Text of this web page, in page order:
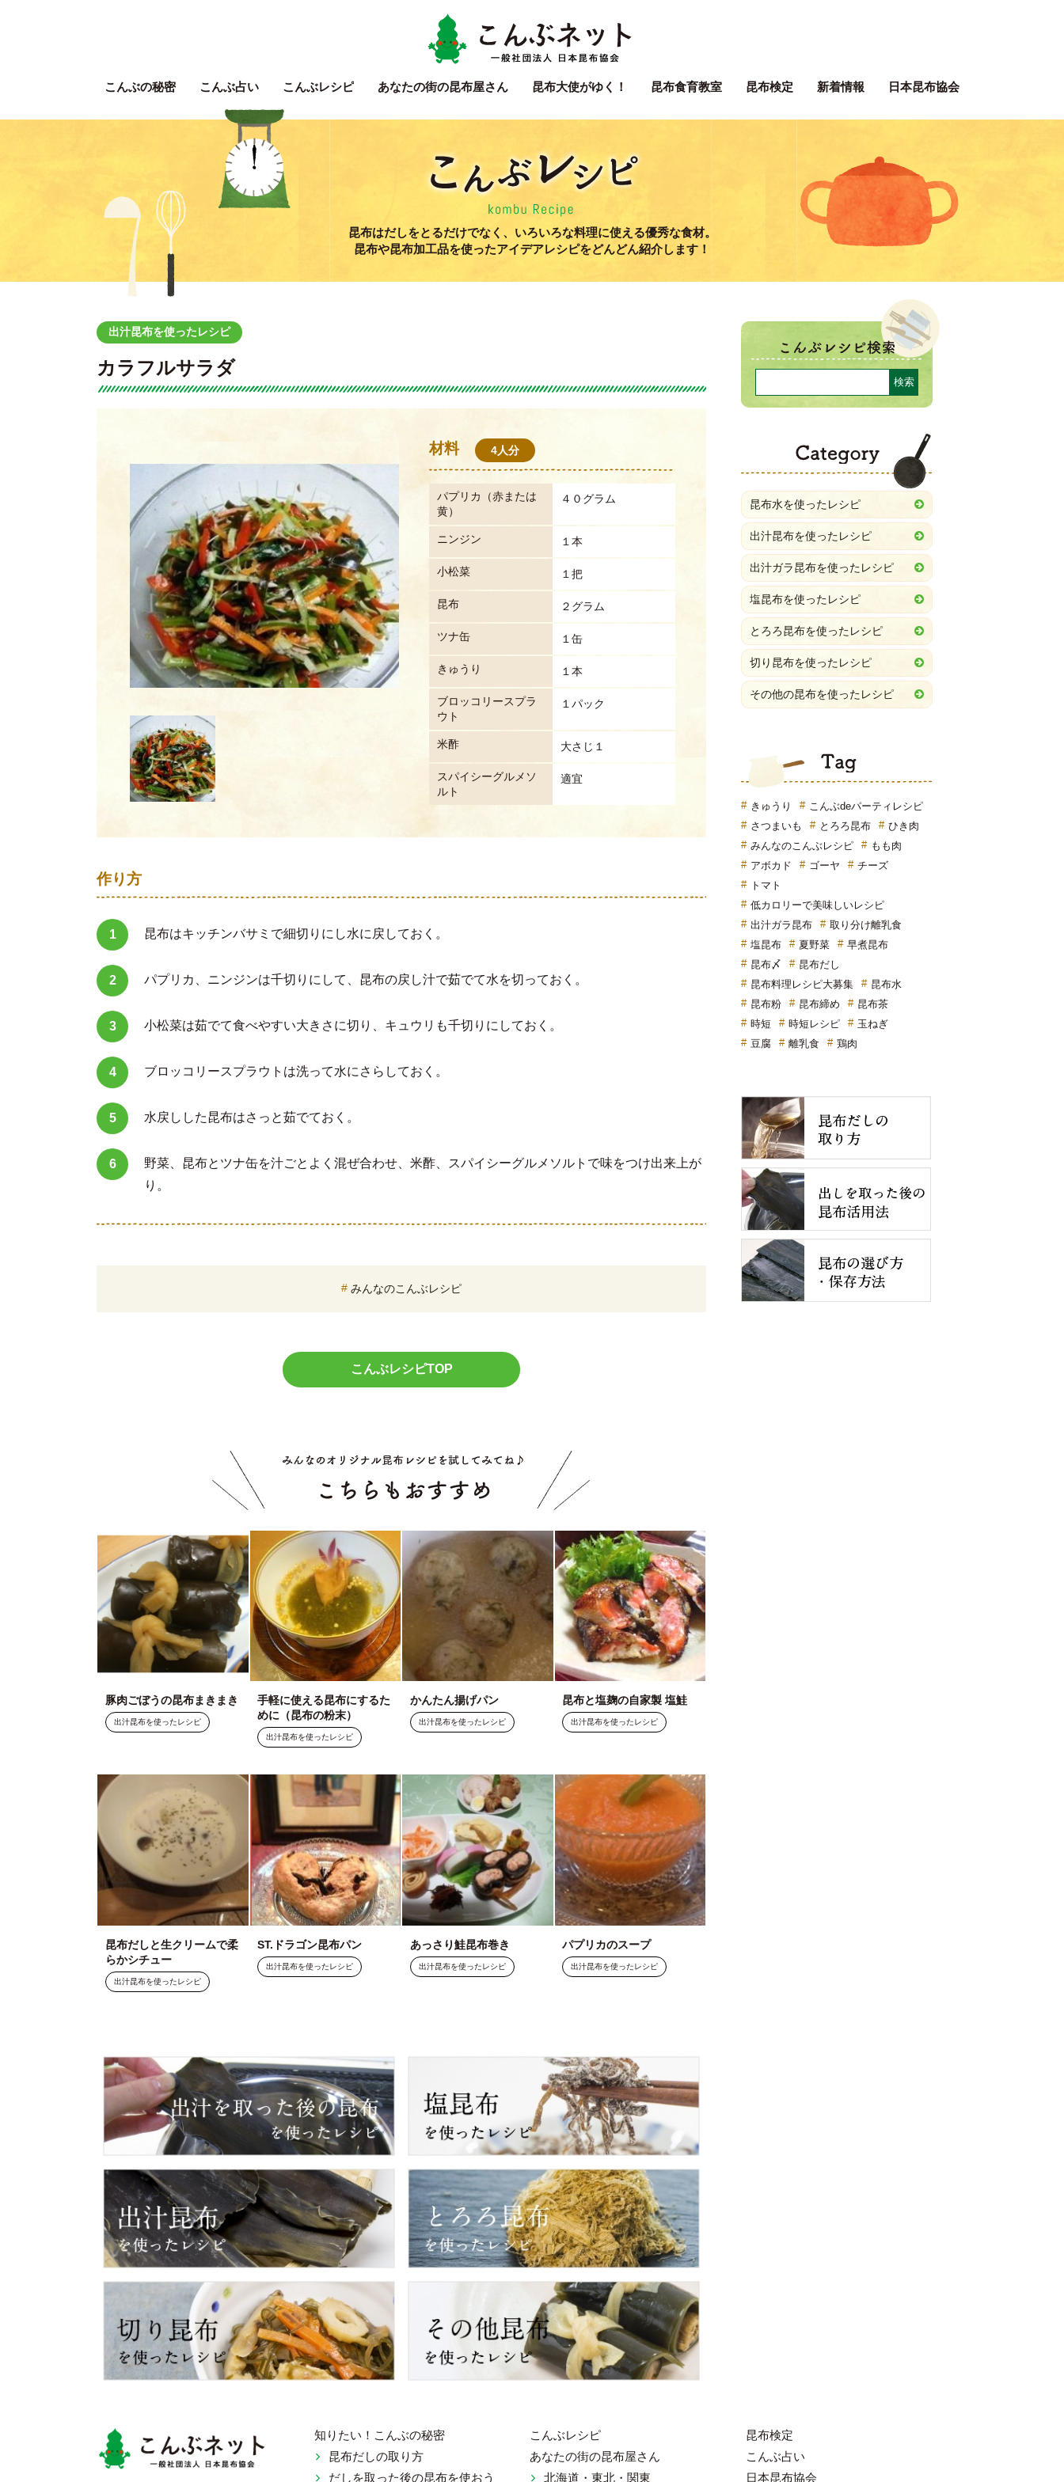
こんぶの秘密 こんぶ占い こんぶレシピ あなたの街の昆布屋さん 昆布大使がゆく！ 昆布食育教室 昆布検定 新着情報 日本昆布協会
こんぶレシピ
昆布はだしをとるだけでなく、いろいろな料理に使える優秀な食材。
昆布や昆布加工品を使ったアイデアレシピをどんどん紹介します！
出汁昆布を使ったレシピ
カラフルサラダ
材料 4人分
パプリカ（赤または
黄）
４０グラム
ニンジン １本
小松菜 １把
昆布 ２グラム
ツナ缶 １缶
きゅうり １本
ブロッコリースプラ
ウト
１パック
米酢 大さじ１
スパイシーグルメソ
ルト
適宜
作り方
昆布はキッチンバサミで細切りにし水に戻しておく。
パプリカ、ニンジンは千切りにして、昆布の戻し汁で茹でて水を切っておく。
小松菜は茹でて食べやすい大きさに切り、キュウリも千切りにしておく。
ブロッコリースプラウトは洗って水にさらしておく。
水戻しした昆布はさっと茹でておく。
野菜、昆布とツナ缶を汁ごとよく混ぜ合わせ、米酢、スパイシーグルメソルトで味をつけ出来上が
り。
みんなのこんぶレシピ
こんぶレシピTOP
豚肉ごぼうの昆布まきまき
出汁昆布を使ったレシピ
手軽に使える昆布にするた
めに（昆布の粉末）
出汁昆布を使ったレシピ
かんたん揚げパン
出汁昆布を使ったレシピ
昆布と塩麹の自家製 塩鮭
出汁昆布を使ったレシピ
昆布だしと生クリームで柔
らかシチュー
出汁昆布を使ったレシピ
ST.ドラゴン昆布パン
出汁昆布を使ったレシピ
あっさり鮭昆布巻き
出汁昆布を使ったレシピ
パプリカのスープ
出汁昆布を使ったレシピ
こんぶレシピ
昆布水を使ったレシピ
出汁昆布を使ったレシピ
出汁ガラ昆布を使ったレシピ
塩昆布を使ったレシピ
とろろ昆布を使ったレシピ
切り昆布を使ったレシピ
その他の昆布を使ったレシピ
きゅうり
こんぶdeパーティレシピ
さつまいも
とろろ昆布
ひき肉
みんなのこんぶレシピ
もも肉
アボカド
ゴーヤ
チーズ
トマト
低カロリーで美味しいレシピ
出汁ガラ昆布
取り分け離乳食
塩昆布
夏野菜
早煮昆布
昆布〆
昆布だし
昆布料理レシピ大募集
昆布水
昆布粉
昆布締め
昆布茶
時短
時短レシピ
玉ねぎ
豆腐
離乳食 鶏肉
知りたい！こんぶの秘密
昆布だしの取り方
だしを取った後の昆布を使おう
こんぶレシピ
あなたの街の昆布屋さん
北海道・東北・関東
昆布検定
こんぶ占い
日本昆布協会